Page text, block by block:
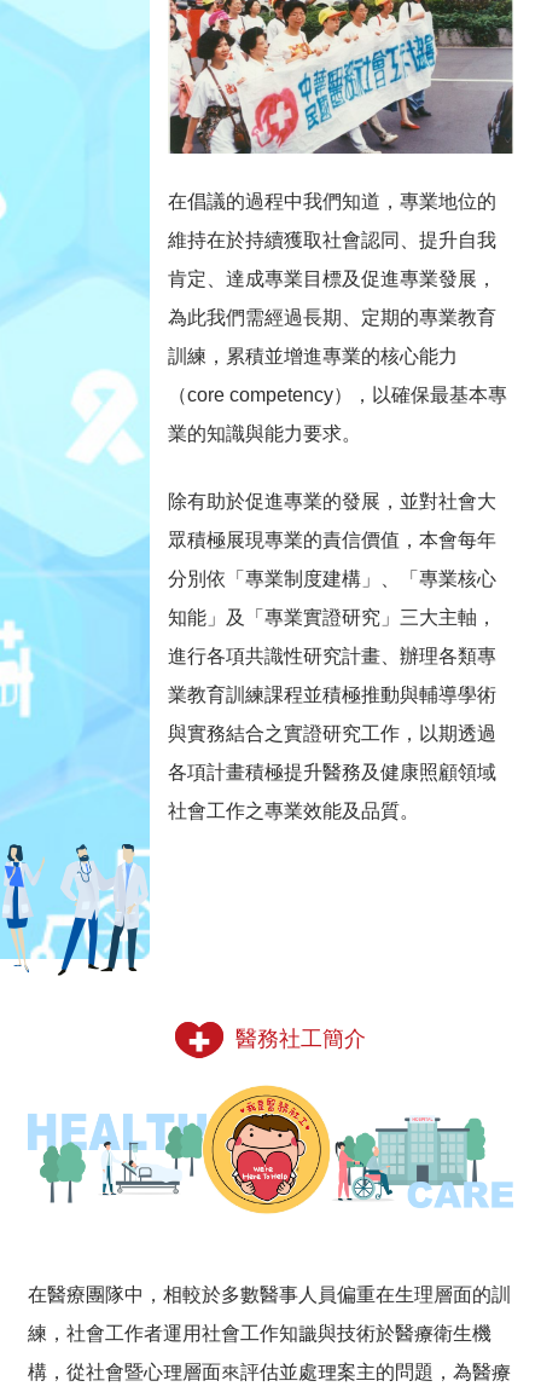
在倡議的過程中我們知道，專業地位的
維持在於持續獲取社會認同、提升自我
肯定、達成專業目標及促進專業發展，
為此我們需經過長期、定期的專業教育
訓練，累積並增進專業的核心能力
（core competency），以確保最基本專
業的知識與能力要求。
除有助於促進專業的發展，並對社會大
眾積極展現專業的責信價值，本會每年
分別依「專業制度建構」、「專業核心
知能」及「專業實證研究」三大主軸，
進行各項共識性研究計畫、辦理各類專
業教育訓練課程並積極推動與輔導學術
與實務結合之實證研究工作，以期透過
各項計畫積極提升醫務及健康照顧領域
社會工作之專業效能及品質。
醫務社工簡介
在醫療團隊中，相較於多數醫事人員偏重在生理層面的訓
練，社會工作者運用社會工作知識與技術於醫療衛生機
構，從社會暨心理層面來評估並處理案主的問題，為醫療